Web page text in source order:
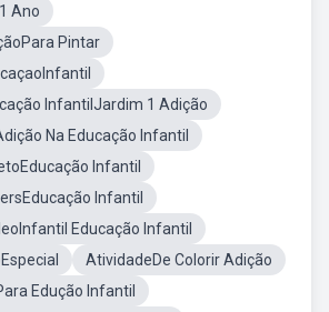
Ano
Pintar
InfantilJardim 1 Adição
Na Educação Infantil
Infantil
Infantil
Educação Infantil
AtividadeDe Colorir Adição
Edução Infantil